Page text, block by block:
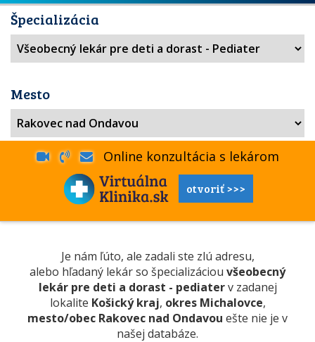
Špecializácia
Mesto
Online konzultácia s lekárom
otvoriť >>>
Je nám ľúto, ale zadali ste zlú adresu,
alebo hľadaný lekár so špecializáciou všeobecný
lekár pre deti a dorast - pediaterv zadanej
lokalite Košický kraj, okres Michalovce,
mesto/obec Rakovec nad Ondavou ešte nie je v
našej databáze.